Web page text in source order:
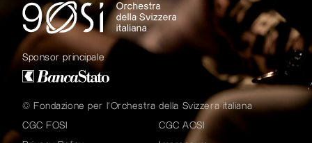
Sponsor principale
© Fondazione per l'Orchestra della Svizzera italiana
CGC FOSI
CGC AOSI